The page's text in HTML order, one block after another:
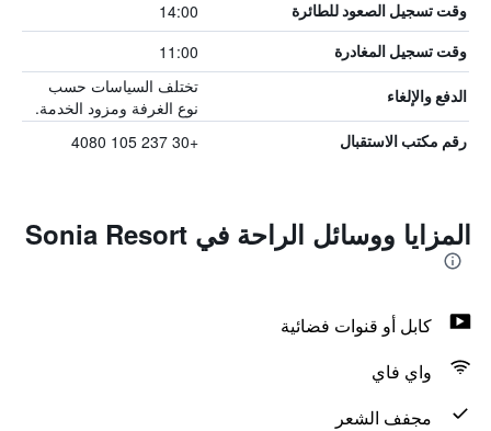
وقت تسجيل الصعود للطائرة 14:00
وقت تسجيل المغادرة 11:00
الدفع والإلغاء
تختلف السياسات حسب
نوع الغرفة ومزود الخدمة.
رقم مكتب الاستقبال +30 237 105 4080
المزايا ووسائل الراحة في Sonia Resort
كابل أو قنوات فضائية
واي فاي
مجفف الشعر